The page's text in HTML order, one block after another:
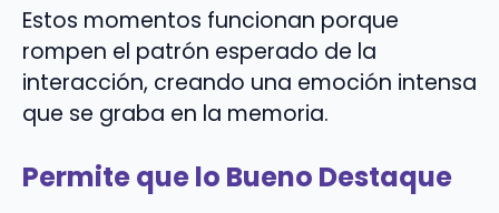
Estos momentos funcionan porque
rompen el patrón esperado de la
interacción, creando una emoción intensa
que se graba en la memoria.
Permite que lo Bueno Destaque